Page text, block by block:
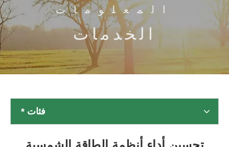
المعلومات
الخدمات
فئات *